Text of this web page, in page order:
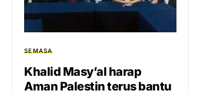
SEMASA
Khalid Masy’al harap
Aman Palestin terus bantu